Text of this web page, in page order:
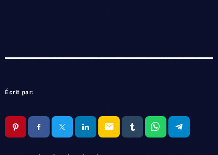
Écrit par:
email